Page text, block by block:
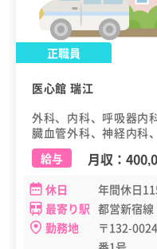
正職員
医心館 瑞江
外科、内科、呼吸器内
臓血管外科、神経内科
科、脳神経外科、泌尿
血液内科、緩和ケア科
給与 月収：
休日
年間休日
最寄り駅 都営新宿
勤務地
〒132-